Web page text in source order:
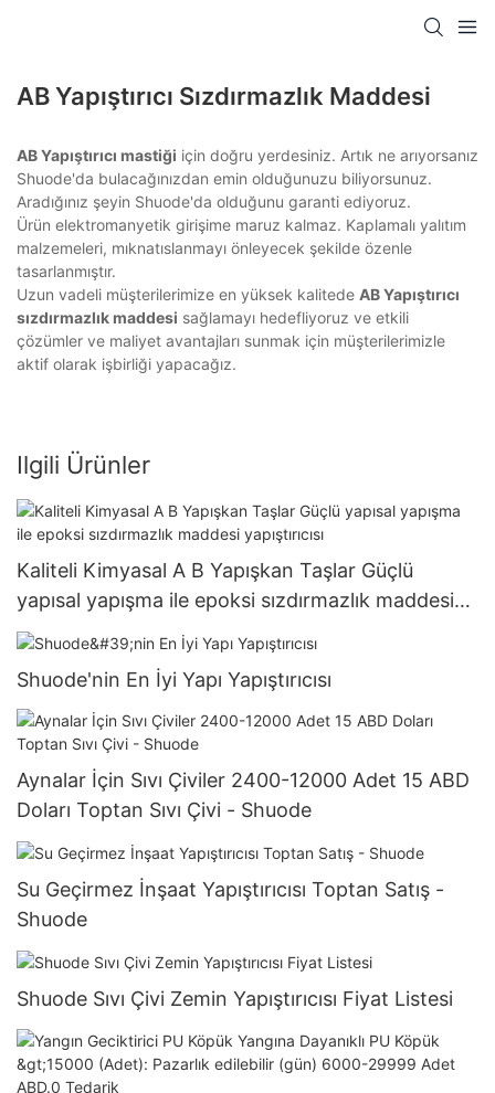
AB Yapıştırıcı Sızdırmazlık Maddesi
AB Yapıştırıcı mastiği için doğru yerdesiniz. Artık ne arıyorsanız
Shuode'da bulacağınızdan emin olduğunuzu biliyorsunuz.
Aradığınız şeyin Shuode'da olduğunu garanti ediyoruz.
Ürün elektromanyetik girişime maruz kalmaz. Kaplamalı yalıtım
malzemeleri, mıknatıslanmayı önleyecek şekilde özenle
tasarlanmıştır.
Uzun vadeli müşterilerimize en yüksek kalitede AB Yapıştırıcı
sızdırmazlık maddesi sağlamayı hedefliyoruz ve etkili
çözümler ve maliyet avantajları sunmak için müşterilerimizle
aktif olarak işbirliği yapacağız.
Ilgili Ürünler
Kaliteli Kimyasal A B Yapışkan Taşlar Güçlü
yapısal yapışma ile epoksi sızdırmazlık maddesi
yapıştırıcısı
Shuode'nin En İyi Yapı Yapıştırıcısı
Aynalar İçin Sıvı Çiviler 2400-12000 Adet 15 ABD
Doları Toptan Sıvı Çivi - Shuode
Su Geçirmez İnşaat Yapıştırıcısı Toptan Satış -
Shuode
Shuode Sıvı Çivi Zemin Yapıştırıcısı Fiyat Listesi